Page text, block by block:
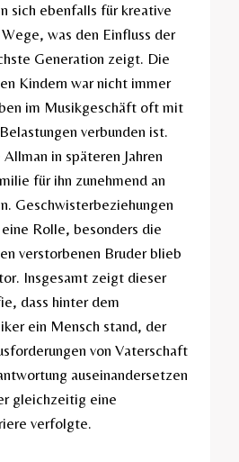
sich ebenfalls für kreative
was den Einfluss der
Generation zeigt. Die
Kindern war nicht immer
im Musikgeschäft oft mit
verbunden ist.
in späteren Jahren
für ihn zunehmend an
Geschwisterbeziehungen
Rolle, besonders die
verstorbenen Bruder blieb
Insgesamt zeigt dieser
dass hinter dem
ein Mensch stand, der
von Vaterschaft
auseinandersetzen
gleichzeitig eine
verfolgte.